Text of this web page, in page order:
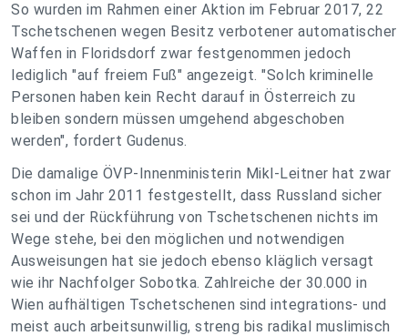
So wurden im Rahmen einer Aktion im Februar 2017, 22
Tschetschenen wegen Besitz verbotener automatischer
Waffen in Floridsdorf zwar festgenommen jedoch
lediglich "auf freiem Fuß" angezeigt. "Solch kriminelle
Personen haben kein Recht darauf in Österreich zu
bleiben sondern müssen umgehend abgeschoben
werden", fordert Gudenus.
Die damalige ÖVP-Innenministerin Mikl-Leitner hat zwar
schon im Jahr 2011 festgestellt, dass Russland sicher
sei und der Rückführung von Tschetschenen nichts im
Wege stehe, bei den möglichen und notwendigen
Ausweisungen hat sie jedoch ebenso kläglich versagt
wie ihr Nachfolger Sobotka. Zahlreiche der 30.000 in
Wien aufhältigen Tschetschenen sind integrations- und
meist auch arbeitsunwillig, streng bis radikal muslimisch